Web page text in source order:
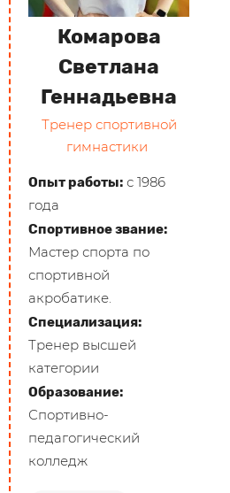
Комарова
Светлана
Геннадьевна
Тренер спортивной
гимнастики
Опыт работы: с 1986
года
Спортивное звание:
Мастер спорта по
спортивной
акробатике.
Специализация:
Тренер высшей
категории
Образование:
Спортивно-
педагогический
колледж